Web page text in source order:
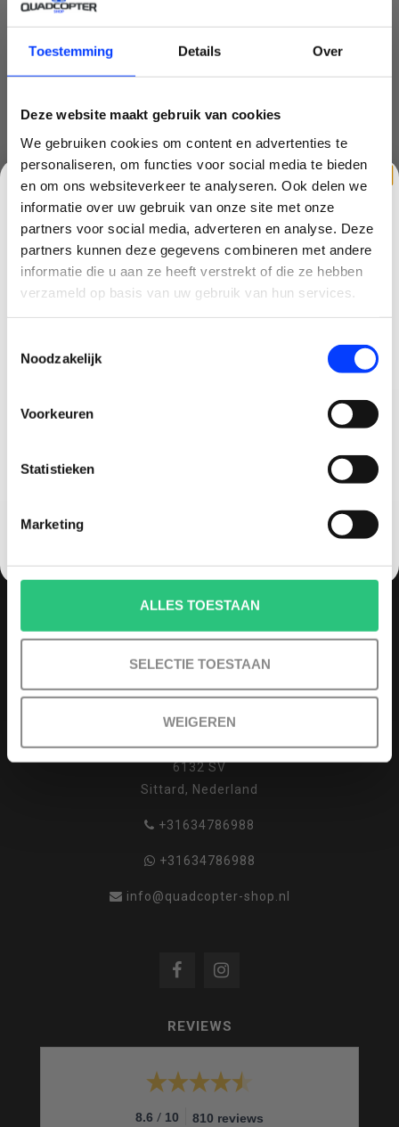
Toestemming Details Over
Deze website maakt gebruik van cookies
We gebruiken cookies om content en advertenties te
personaliseren, om functies voor social media te bieden
en om ons websiteverkeer te analyseren. Ook delen we
informatie over uw gebruik van onze site met onze
partners voor social media, adverteren en analyse. Deze
partners kunnen deze gegevens combineren met andere
informatie die u aan ze heeft verstrekt of die ze hebben
verzameld op basis van uw gebruik van hun services.
Noodzakelijk
Voorkeuren
Statistieken
Marketing
ALLES TOESTAAN
SELECTIE TOESTAAN
WEIGEREN
EU(2)
mavic mini(5)
(1)
mini drone(6)
nd filter(2)
quadcopter (1)
starter(1)
Haagsittarderweg 27
6132 SV
Sittard, Nederland
+31634786988
+31634786988
info@quadcopter-shop.nl
REVIEWS
8.6 / 10 810 reviews
CLAIM KORTING OP JE EERSTE
BESTELLING!